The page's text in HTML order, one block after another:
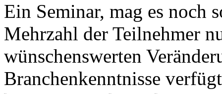
Ein Seminar, mag es noch
Mehrzahl der Teilnehmer
wünschenswerten
Branchenkenntnisse